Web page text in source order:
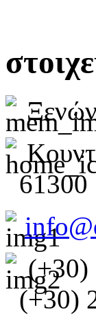
61300
(+30)
(+30)